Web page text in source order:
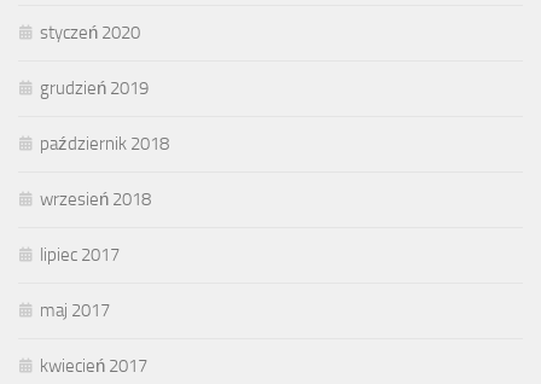
styczeń 2020
grudzień 2019
październik 2018
wrzesień 2018
lipiec 2017
maj 2017
kwiecień 2017